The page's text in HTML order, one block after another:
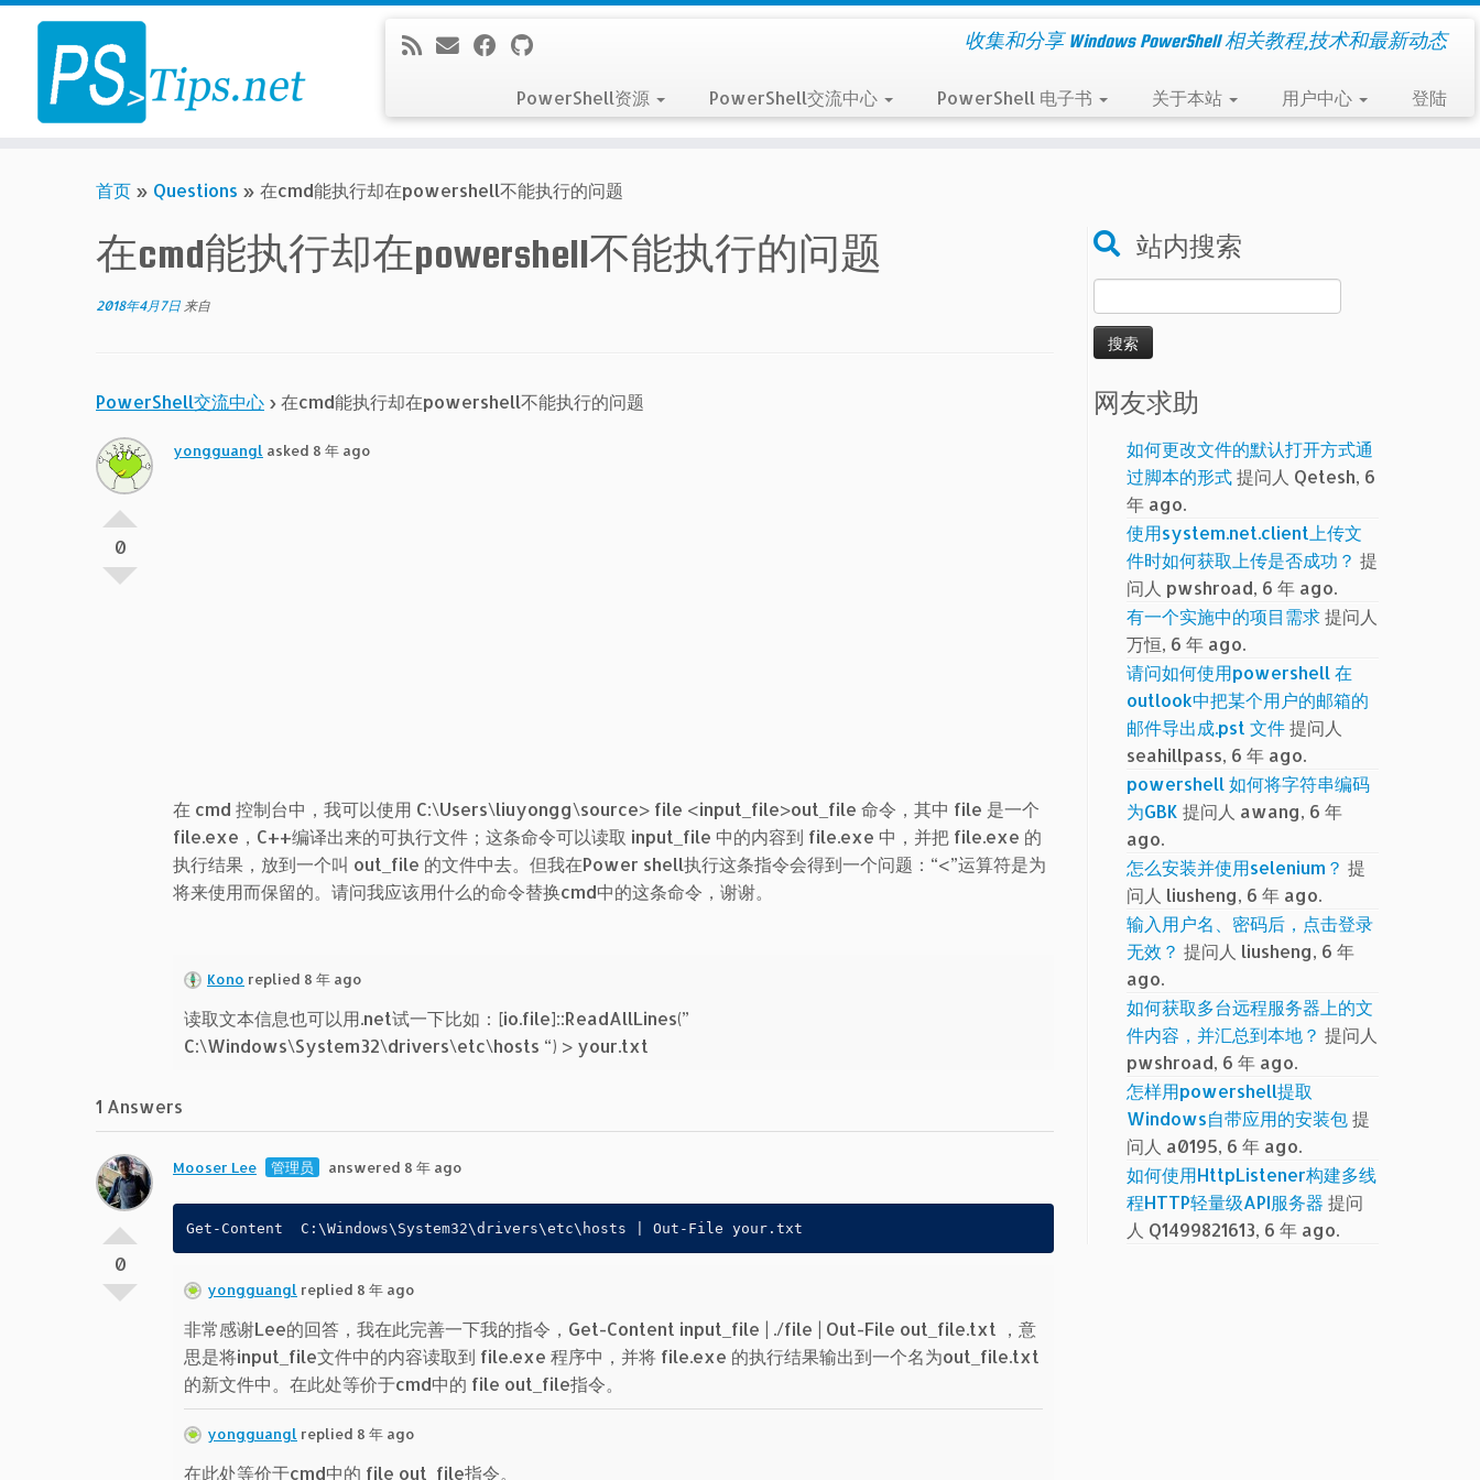
Skip
content
收集和分享 Windows PowerShell 相关教程,技术和最新动态
PowerShell资源 PowerShell交流中心 PowerShell 电子书 关于本站 用户中心 登陆
首页 » Questions » 在cmd能执行却在powershell不能执行的问题
在cmd能执行却在powershell不能执行的问题
2018年4月7日 来自
PowerShell交流中心 › 在cmd能执行却在powershell不能执行的问题
0
yongguangl asked 8 年 ago
在 cmd 控制台中，我可以使用 C:\Users\liuyongg\source> file <input_file>out_file 命令，其中 file 是一个
file.exe，C++编译出来的可执行文件；这条命令可以读取 input_file 中的内容到 file.exe 中，并把 file.exe 的
执行结果，放到一个叫 out_file 的文件中去。但我在Power shell执行这条指令会得到一个问题：“<”运算符是为
将来使用而保留的。请问我应该用什么的命令替换cmd中的这条命令，谢谢。
Kono replied 8 年 ago
读取文本信息也可以用.net试一下比如：[io.file]::ReadAllLines(”
C:\Windows\System32\drivers\etc\hosts “) > your.txt
1 Answers
0
Mooser Lee 管理员 answered 8 年 ago
Get-Content  C:\Windows\System32\drivers\etc\hosts | Out-File your.txt
yongguangl replied 8 年 ago
非常感谢Lee的回答，我在此完善一下我的指令，Get-Content input_file | ./file | Out-File out_file.txt ，意
思是将input_file文件中的内容读取到 file.exe 程序中，并将 file.exe 的执行结果输出到一个名为out_file.txt
的新文件中。在此处等价于cmd中的 file out_file指令。
yongguangl replied 8 年 ago
在此处等价于cmd中的 file out_file指令。
站内搜索
索：
网友求助
如何更改文件的默认打开方式通
过脚本的形式提问人 Qetesh, 6
年 ago.
使用system.net.client上传文
件时如何获取上传是否成功？ 提
问人 pwshroad, 6 年 ago.
有一个实施中的项目需求提问人
万恒, 6 年 ago.
请问如何使用powershell 在
outlook中把某个用户的邮箱的
邮件导出成.pst 文件提问人
seahillpass, 6 年 ago.
powershell 如何将字符串编码
为GBK 提问人 awang, 6 年
ago.
怎么安装并使用selenium？ 提
问人 liusheng, 6 年 ago.
输入用户名、密码后，点击登录
无效？ 提问人 liusheng, 6 年
ago.
如何获取多台远程服务器上的文
件内容，并汇总到本地？ 提问人
pwshroad, 6 年 ago.
怎样用powershell提取
Windows自带应用的安装包提
问人 a0195, 6 年 ago.
如何使用HttpListener构建多线
程HTTP轻量级API服务器 提问
人 Q1499821613, 6 年 ago.